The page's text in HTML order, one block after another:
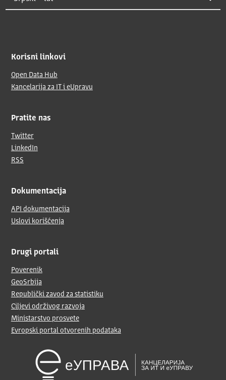
Korisni linkovi
Open Data Hub
Kancelarija za IT i eUpravu
Pratite nas
Twitter
LinkedIn
RSS
Dokumentacija
API dokumentacija
Uslovi korišćenja
Drugi portali
Poverenik
GeoSrbija
Republički zavod za statistiku
Ciljevi održivog razvoja
Ministarstvo prosvete
Evropski portal otvorenih podataka